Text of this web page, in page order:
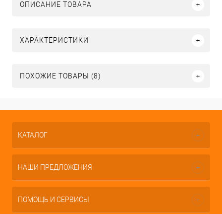
ОПИСАНИЕ ТОВАРА
ХАРАКТЕРИСТИКИ
ПОХОЖИЕ ТОВАРЫ (8)
КАТАЛОГ
НАШИ ПРЕДЛОЖЕНИЯ
ПОМОЩЬ И СЕРВИСЫ